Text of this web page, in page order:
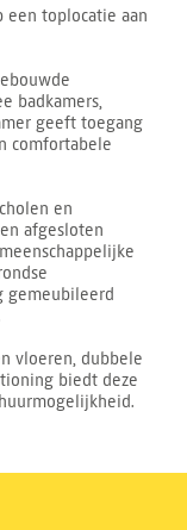
een toplocatie aan
badkamers,
geeft toegang
comfortabele
en
afgesloten
gemeubileerd
vloeren, dubbele
biedt deze